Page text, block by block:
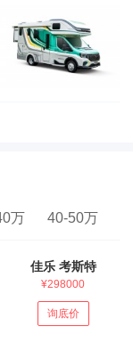
万 40-50万
佳乐 考斯特
¥298000
询底价